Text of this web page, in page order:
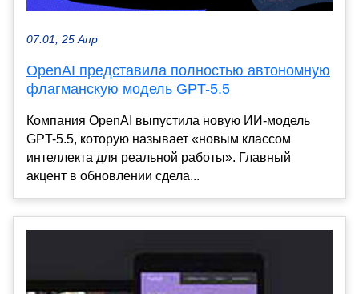
07:01, 25 Апр
OpenAI представила полностью автономную
флагманскую модель GPT-5.5
Компания OpenAI выпустила новую ИИ-модель
GPT-5.5, которую называет «новым классом
интеллекта для реальной работы». Главный
акцент в обновлении сдела...